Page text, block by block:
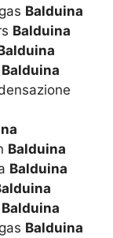
Balduina
Balduina
Balduina
Balduina
Balduina
Balduina
Balduina